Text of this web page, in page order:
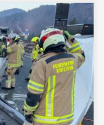
der Autobahn A12
war auf einen
Fahrzeug
mittels
befreit